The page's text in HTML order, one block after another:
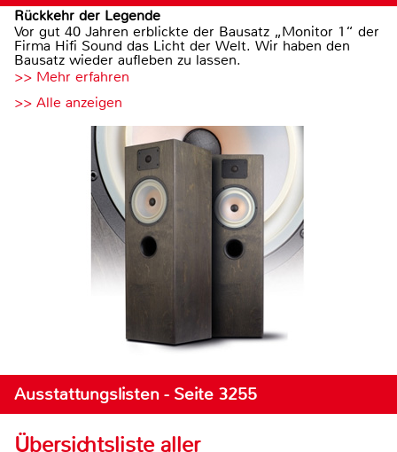
Rückkehr der Legende
Vor gut 40 Jahren erblickte der Bausatz „Monitor 1“ der
Firma Hifi Sound das Licht der Welt. Wir haben den
Bausatz wieder aufleben zu lassen.
>> Mehr erfahren
>> Alle anzeigen
Ausstattungslisten - Seite 3255
Übersichtsliste aller